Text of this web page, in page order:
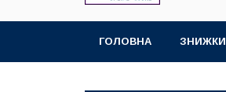
ГОЛОВНА ЗНИЖКИ